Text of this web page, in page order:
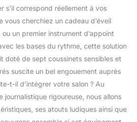
s’il correspond réellement à vos
vous cherchiez un cadeau d’éveil
un premier instrument d’appoint
les bases du rythme, cette solution
doté de sept coussinets sensibles et
suscite un bel engouement auprès
t-il d’intégrer votre salon ? Au
journalistique rigoureuse, nous allons
ses atouts ludiques ainsi que